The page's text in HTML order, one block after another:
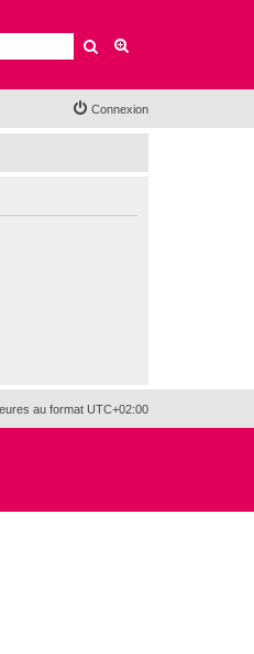
Rechercher
Connexion
au format UTC+02:00